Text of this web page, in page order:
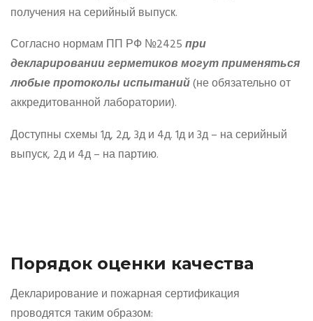
получения на серийный выпуск.
Согласно нормам ПП РФ №2425при
декларировании герметиков могут применяться
любые протоколы испытаний(не обязательно от
аккредитованной лаборатории).
Доступны схемы 1д, 2д, 3д и 4д. 1д и 3д – на серийный
выпуск, 2д и 4д – на партию.
Порядок оценки качества
Декларирование и пожарная сертификация
проводятся таким образом: